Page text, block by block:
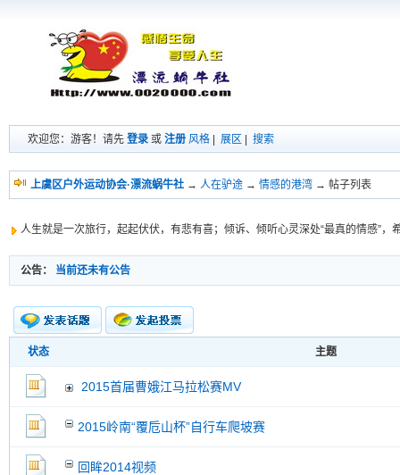
欢迎您：游客！请先 登录 或 注册 风格 展区 搜索
上虞区户外运动协会·漂流蜗牛社 → 人在驴途 → 情感的港湾 → 帖子列表
人生就是一次旅行，起起伏伏，有悲有喜；倾诉、倾听心灵深处“最真的情感”
公告： 当前还未有公告
新的主题
交易帖
状态 主题
2015首届曹娥江马拉松赛MV
2015岭南“覆卮山杯”自行车爬坡赛
回眸2014视频